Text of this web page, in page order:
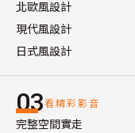
北歐風設計
現代風設計
日式風設計
03看精彩影音
完整空間實走